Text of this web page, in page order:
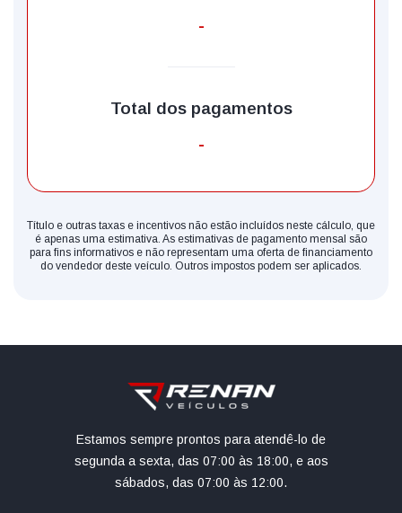
-
Total dos pagamentos
-
Título e outras taxas e incentivos não estão incluídos neste cálculo, que
é apenas uma estimativa. As estimativas de pagamento mensal são
para fins informativos e não representam uma oferta de financiamento
do vendedor deste veículo. Outros impostos podem ser aplicados.
Estamos sempre prontos para atendê-lo de
segunda a sexta, das 07:00 às 18:00, e aos
sábados, das 07:00 às 12:00.